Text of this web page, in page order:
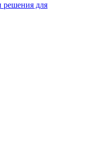
решения для